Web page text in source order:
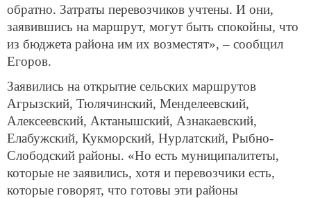
обратно. Затраты перевозчиков учтены. И они,
заявившись на маршрут, могут быть спокойны, что
из бюджета района им их возместят», – сообщил
Егоров.
Заявились на открытие сельских маршрутов
Агрызский, Тюлячинский, Менделеевский,
Алексеевский, Актанышский, Азнакаевский,
Елабужский, Кукморский, Нурлатский, Рыбно-
Слободский районы. «Но есть муниципалитеты,
которые не заявились, хотя и перевозчики есть,
которые говорят, что готовы эти районы